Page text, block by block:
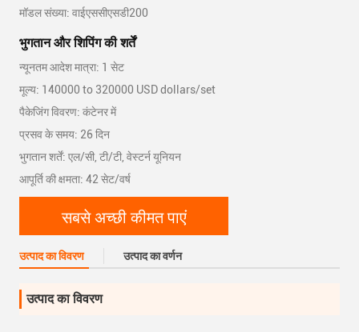
मॉडल संख्या: वाईएससीएसडी200
भुगतान और शिपिंग की शर्तें
न्यूनतम आदेश मात्रा: 1 सेट
मूल्य: 140000 to 320000 USD dollars/set
पैकेजिंग विवरण: कंटेनर में
प्रसव के समय: 26 दिन
भुगतान शर्तें: एल/सी, टी/टी, वेस्टर्न यूनियन
आपूर्ति की क्षमता: 42 सेट/वर्ष
सबसे अच्छी कीमत पाएं
उत्पाद का विवरण उत्पाद का वर्णन
उत्पाद का विवरण